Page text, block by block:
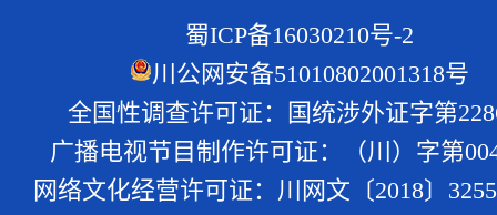
蜀ICP备16030210号-2
川公网安备51010802001318号
全国性调查许可证：国统涉外证字第
广播电视节目制作许可证：（川）字第
网络文化经营许可证：川网文〔2018〕